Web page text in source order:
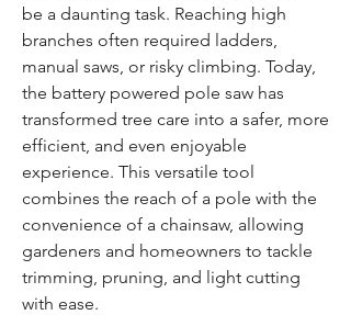
be a daunting task. Reaching high
branches often required ladders,
manual saws, or risky climbing. Today,
the battery powered pole saw has
transformed tree care into a safer, more
efficient, and even enjoyable
experience. This versatile tool
combines the reach of a pole with the
convenience of a chainsaw, allowing
gardeners and homeowners to tackle
trimming, pruning, and light cutting
with ease.